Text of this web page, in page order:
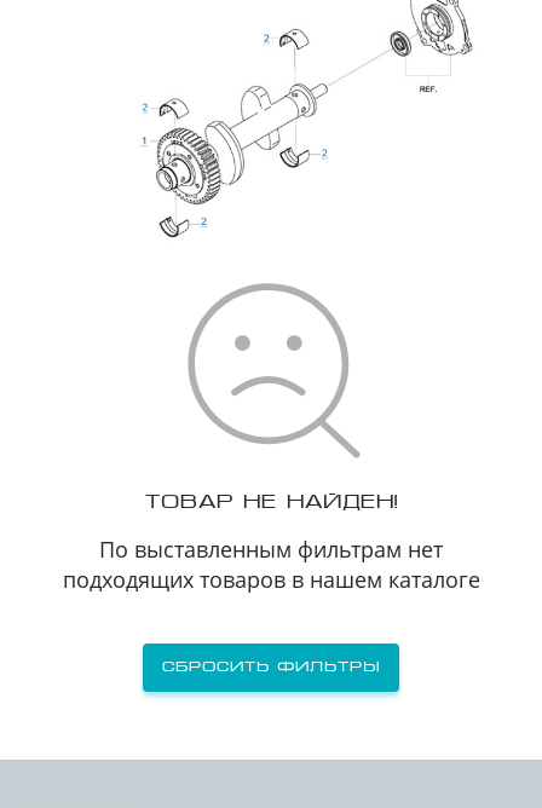
ТОВАР НЕ НАЙДЕН!
По выставленным фильтрам нет
подходящих товаров в нашем каталоге
Сбросить фильтры